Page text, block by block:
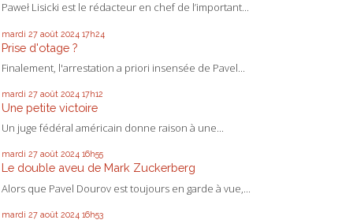
Paweł Lisicki est le rédacteur en chef de l’important...
mardi 27 août 2024 17h24
Prise d'otage ?
Finalement, l'arrestation a priori insensée de Pavel...
mardi 27 août 2024 17h12
Une petite victoire
Un juge fédéral américain donne raison à une...
mardi 27 août 2024 16h55
Le double aveu de Mark Zuckerberg
Alors que Pavel Dourov est toujours en garde à vue,...
mardi 27 août 2024 16h53